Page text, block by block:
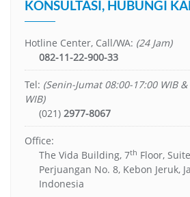
KONSULTASI, HUBUNGI
Hotline Center, Call/WA: (24 Jam)
082-11-22-900-33
Tel: (Senin-Jumat 08:00-17:00 WIB
WIB)
(021) 2977-8067
Office:
The Vida Building, 7th Floor,
Perjuangan No. 8, Kebon Jeruk,
Indonesia